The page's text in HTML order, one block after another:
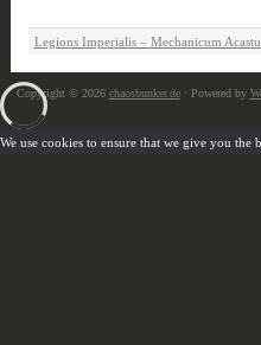
Legions Imperialis – Mechanicum
Copyright © 2026 chaosbunker.de· Powered by
We use cookies to ensure that we give you